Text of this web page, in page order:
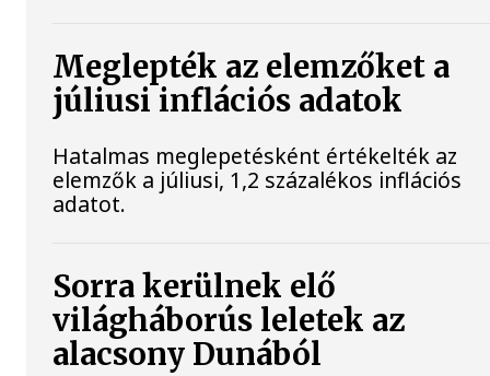
Meglepték az elemzőket a
júliusi inflációs adatok
Hatalmas meglepetésként értékelték az
elemzők a júliusi, 1,2 százalékos inflációs
adatot.
Sorra kerülnek elő
világháborús leletek az
alacsony Dunából